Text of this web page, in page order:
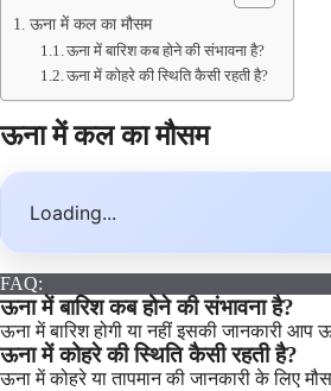
ऊना में कल का मौसम
ऊना में बारिश कब होने की संभावना है?
ऊना में कोहरे की स्थिति कैसी रहती है?
ऊना में कल का मौसम
Loading...
FAQ:
ऊना में बारिश कब होने की संभावना है?
ऊना में बारिश होगी या नहीं इसकी जानकारी
ऊना में कोहरे की स्थिति कैसी रहती है?
ऊना में कोहरे या तापमान की जानकारी के लिए